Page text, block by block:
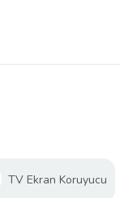
TV Ekran Koruyucu